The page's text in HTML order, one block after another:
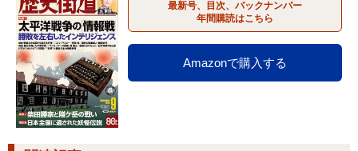
最新号、目次、バックナンバー
年間購読はこちら
Amazonで購入する